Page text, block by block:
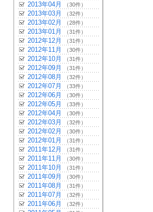
2013年04月 （30件）
2013年03月 （32件）
2013年02月 （28件）
2013年01月 （31件）
2012年12月 （31件）
2012年11月 （30件）
2012年10月 （31件）
2012年09月 （31件）
2012年08月 （32件）
2012年07月 （33件）
2012年06月 （30件）
2012年05月 （33件）
2012年04月 （30件）
2012年03月 （32件）
2012年02月 （30件）
2012年01月 （31件）
2011年12月 （31件）
2011年11月 （30件）
2011年10月 （31件）
2011年09月 （30件）
2011年08月 （31件）
2011年07月 （32件）
2011年06月 （32件）